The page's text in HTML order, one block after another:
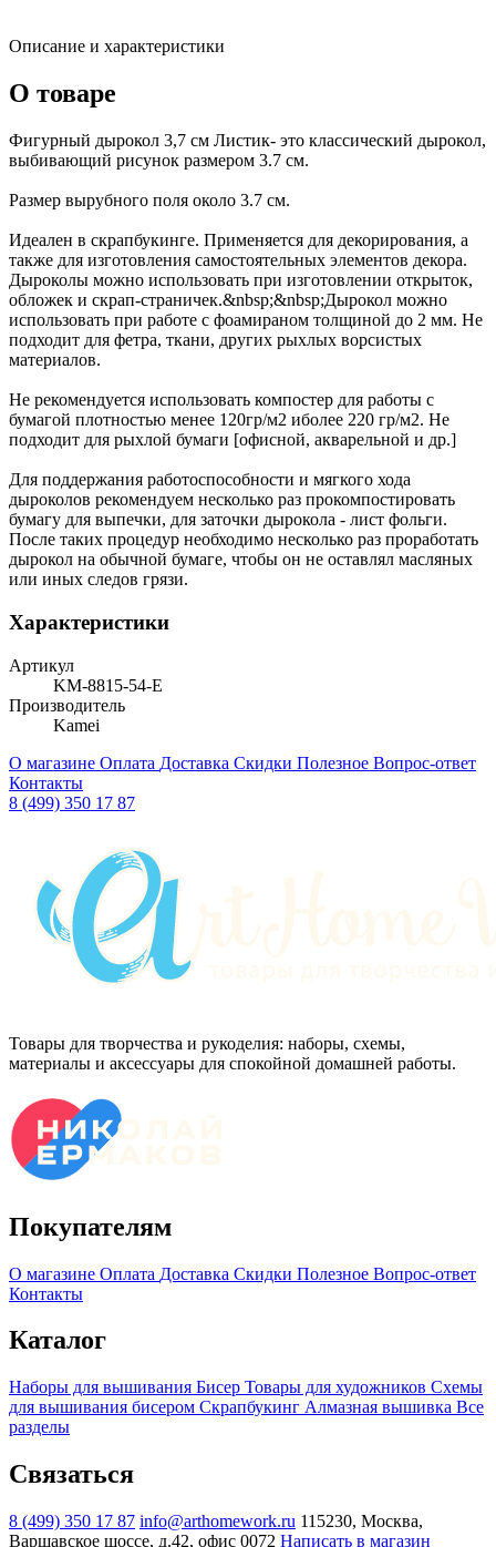
Описание и характеристики
О товаре
Фигурный дырокол 3,7 см Листик- это классический дырокол,
выбивающий рисунок размером 3.7 см.
Размер вырубного поля около 3.7 см.
Идеален в скрапбукинге. Применяется для декорирования, а
также для изготовления самостоятельных элементов декора.
Дыроколы можно использовать при изготовлении открыток,
обложек и скрап-страничек.&nbsp;&nbsp;Дырокол можно
использовать при работе с фоамираном толщиной до 2 мм. Не
подходит для фетра, ткани, других рыхлых ворсистых
материалов.
Не рекомендуется использовать компостер для работы с
бумагой плотностью менее 120гр/м2 иболее 220 гр/м2. Не
подходит для рыхлой бумаги [офисной, акварельной и др.]
Для поддержания работоспособности и мягкого хода
дыроколов рекомендуем несколько раз прокомпостировать
бумагу для выпечки, для заточки дырокола - лист фольги.
После таких процедур необходимо несколько раз проработать
дырокол на обычной бумаге, чтобы он не оставлял масляных
или иных следов грязи.
Характеристики
Артикул
KM-8815-54-E
Производитель
Kamei
О магазине Оплата Доставка Скидки Полезное Вопрос-ответ
Контакты
8 (499) 350 17 87
Товары для творчества и рукоделия: наборы, схемы,
материалы и аксессуары для спокойной домашней работы.
Покупателям
О магазине Оплата Доставка Скидки Полезное Вопрос-ответ
Контакты
Каталог
Наборы для вышивания Бисер Товары для художников Схемы
для вышивания бисером Скрапбукинг Алмазная вышивка Все
разделы
Связаться
8 (499) 350 17 87 info@arthomework.ru 115230, Москва,
Варшавское шоссе, д.42, офис 0072 Написать в магазин